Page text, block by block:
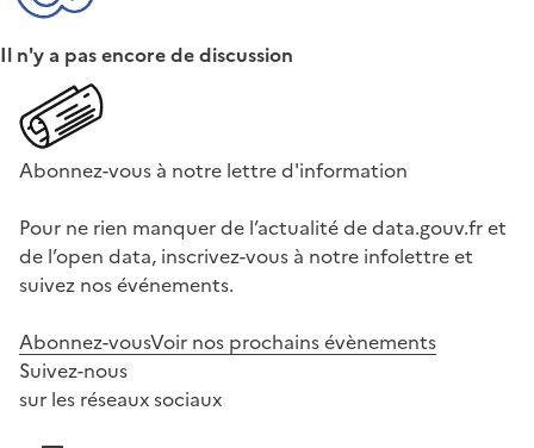
Il n'y a pas encore de discussion
Abonnez-vous à notre lettre d'information
Pour ne rien manquer de l’actualité de data.gouv.fr et
de l’open data, inscrivez-vous à notre infolettre et
suivez nos événements.
Abonnez-vousVoir nos prochains évènements
Suivez-nous
sur les réseaux sociaux